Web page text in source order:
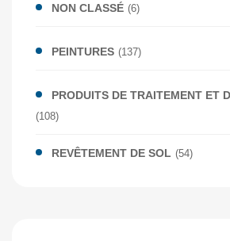
NON CLASSÉ (6)
PEINTURES (137)
PRODUITS DE TRAITEMENT ET
(108)
REVÊTEMENT DE SOL (54)